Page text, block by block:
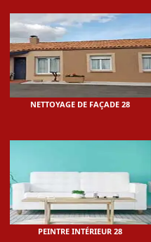
NETTOYAGE DE FAÇADE 28
PEINTRE INTÉRIEUR 28